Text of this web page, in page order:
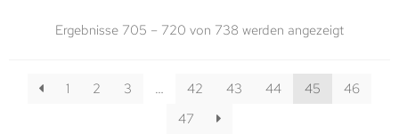
Ergebnisse 705 – 720 von 738 werden angezeigt
1 2 3 … 42 43 44 45
46
47